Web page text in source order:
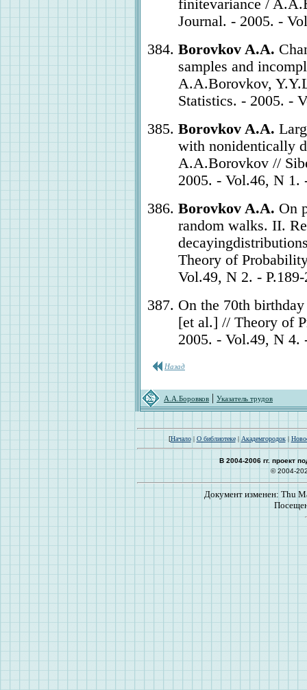
finitevariance /
Journal. - 2005. -
Borovkov A.A.
samples and
A.A.Borovkov,
Statistics. - 2005. -
Borovkov A.A.
with nonidentically
A.A.Borovkov //
2005. - Vol.46, N 1.
Borovkov A.A. On
random walks. II.
Theory of
Vol.49, N 2. -
On the 70th
[et al.] // Theory of
2005. - Vol.49, N 4.
Назад
А.А.Боровков | Указатель трудов
[Начало|О библиотеке|Академгородок|
В 2004-2006 гг. проект
© 2004-
Документ изменен: Thu